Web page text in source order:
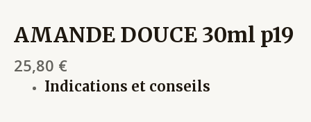
AMANDE DOUCE 30ml p19
25,80 €
Indications et conseils